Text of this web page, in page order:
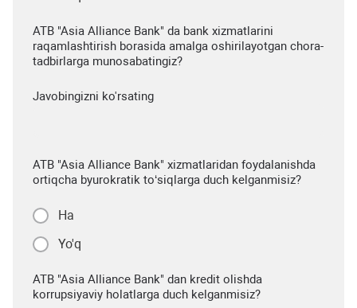
ATB "Asia Alliance Bank" da bank xizmatlarini
raqamlashtirish borasida amalga oshirilayotgan chora-
tadbirlarga munosabatingiz?
Javobingizni ko'rsating
ATB "Asia Alliance Bank" xizmatlaridan foydalanishda
ortiqcha byurokratik to‘siqlarga duch kelganmisiz?
Ha
Yo'q
ATB "Asia Alliance Bank" dan kredit olishda
korrupsiyaviy holatlarga duch kelganmisiz?